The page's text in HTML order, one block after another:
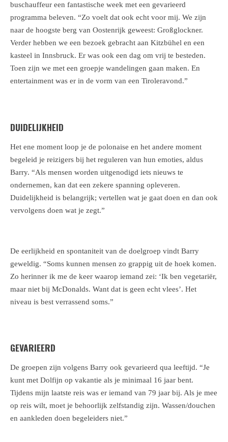
buschauffeur een fantastische week met een gevarieerd
programma beleven. “Zo voelt dat ook echt voor mij. We zijn
naar de hoogste berg van Oostenrijk geweest: Großglockner.
Verder hebben we een bezoek gebracht aan Kitzbühel en een
kasteel in Innsbruck. Er was ook een dag om vrij te besteden.
Toen zijn we met een groepje wandelingen gaan maken. En
entertainment was er in de vorm van een Tiroleravond.”
DUIDELIJKHEID
Het ene moment loop je de polonaise en het andere moment
begeleid je reizigers bij het reguleren van hun emoties, aldus
Barry. “Als mensen worden uitgenodigd iets nieuws te
ondernemen, kan dat een zekere spanning opleveren.
Duidelijkheid is belangrijk; vertellen wat je gaat doen en dan ook
vervolgens doen wat je zegt.”
De eerlijkheid en spontaniteit van de doelgroep vindt Barry
geweldig. “Soms kunnen mensen zo grappig uit de hoek komen.
Zo herinner ik me de keer waarop iemand zei: ‘Ik ben vegetariër,
maar niet bij McDonalds. Want dat is geen echt vlees’. Het
niveau is best verrassend soms.”
GEVARIEERD
De groepen zijn volgens Barry ook gevarieerd qua leeftijd. “Je
kunt met Dolfijn op vakantie als je minimaal 16 jaar bent.
Tijdens mijn laatste reis was er iemand van 79 jaar bij. Als je mee
op reis wilt, moet je behoorlijk zelfstandig zijn. Wassen/douchen
en aankleden doen begeleiders niet.”